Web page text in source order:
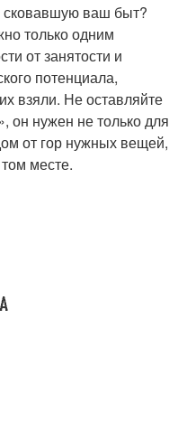
сковавшую ваш быт?
только одним
от занятости и
потенциала,
взяли. Не оставляйте
он нужен не только для
от гор нужных вещей,
месте.